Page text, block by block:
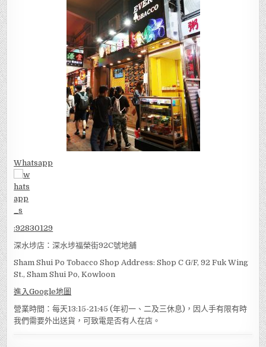
Whatsapp
:92830129
深水埗店：深水埗福榮街92C號地舖
Sham Shui Po Tobacco Shop Address: Shop C G/F, 92 Fuk Wing
St., Sham Shui Po, Kowloon
進入Google地圖
營業時間：每天13:15-21:45 (年初一、二及三休息)，因人手有限有時
我們需要外出送貨，可致電是否有人在店。